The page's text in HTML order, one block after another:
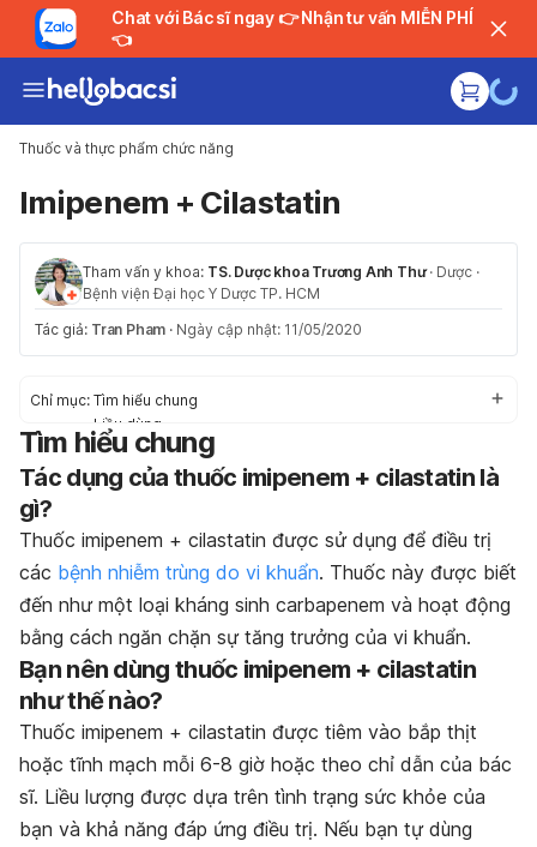
Chat với Bác sĩ ngay 👉 Nhận tư vấn MIỄN PHÍ
👈
Thuốc và thực phẩm chức năng
Imipenem + Cilastatin
Tham vấn y khoa: TS. Dược khoa Trương Anh Thư · Dược ·
Bệnh viện Đại học Y Dược TP. HCM
Tác giả: Tran Pham · Ngày cập nhật: 11/05/2020
Chỉ mục: Tìm hiểu chung
Liều dùng
Tác dụng phụ
Thận trọng trước khi dùng
Tương tác thuốc
Tìm hiểu chung
Tác dụng của thuốc imipenem + cilastatin là
gì?
Thuốc imipenem + cilastatin được sử dụng để điều trị
các bệnh nhiễm trùng do vi khuẩn. Thuốc này được biết
đến như một loại kháng sinh carbapenem và hoạt động
bằng cách ngăn chặn sự tăng trưởng của vi khuẩn.
Bạn nên dùng thuốc imipenem + cilastatin
như thế nào?
Thuốc imipenem + cilastatin được tiêm vào bắp thịt
hoặc tĩnh mạch mỗi 6-8 giờ hoặc theo chỉ dẫn của bác
sĩ. Liều lượng được dựa trên tình trạng sức khỏe của
bạn và khả năng đáp ứng điều trị. Nếu bạn tự dùng